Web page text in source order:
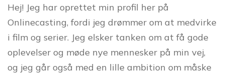
Hej! Jeg har oprettet min profil her på
Onlinecasting, fordi jeg drømmer om at medvirke
i film og serier. Jeg elsker tanken om at få gode
oplevelser og møde nye mennesker på min vej,
og jeg går også med en lille ambition om måske